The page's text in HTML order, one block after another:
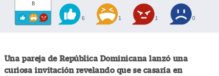
8
6 1 1 0
Una pareja de República Dominicana lanzó una
curiosa invitación revelando que se casaría en